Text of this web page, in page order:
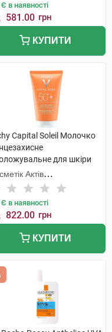
Є в наявності
581.00 грн
КУПИТИ
Capital Soleil Молочко
для шкіри
та тіла дітей та
SPF50+ 150 мл 1
Актів
Є в наявності
822.00 грн
КУПИТИ